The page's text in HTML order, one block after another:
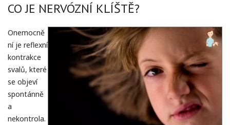
CO JE NERVÓZNÍ KLÍŠTĚ?
Onemocně
ní je reflexní
kontrakce
svalů, které
se objeví
spontánně
a
nekontrola.